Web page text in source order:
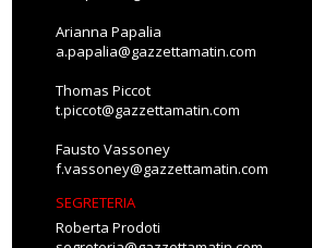
Arianna Papalia
a.papalia@gazzettamatin.com
Thomas Piccot
t.piccot@gazzettamatin.com
Fausto Vassoney
f.vassoney@gazzettamatin.com
SEGRETERIA
Roberta Prodoti